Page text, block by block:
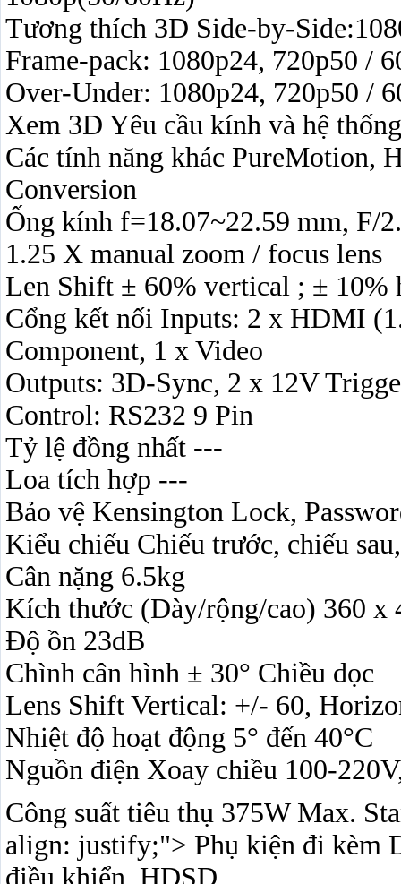
Tương thích 3D Side-by-
Frame-pack: 1080p24, 720p50 /
Over-Under: 1080p24, 720p50 /
Xem 3D Yêu cầu kính và hệ
Các tính năng khác
Conversion
Ống kính f=18.07~22.59 mm, F/
1.25 X manual zoom / focus lens
Len Shift ± 60% vertical ; ± 10%
Cổng kết nối Inputs: 2 x HDMI
Component, 1 x Video
Outputs: 3D-Sync, 2 x 12V
Control: RS232 9 Pin
Tỷ lệ đồng nhất ---
Loa tích hợp ---
Bảo vệ Kensington Lock,
Kiểu chiếu Chiếu trước, chiếu
Cân nặng 6.5kg
Kích thước (Dày/rộng/cao) 360 x
Độ ồn 23dB
Chình cân hình ± 30° Chiều dọc
Lens Shift Vertical: +/- 60,
Nhiệt độ hoạt động 5° đến 40°C
Nguồn điện Xoay chiều 100-
Công suất tiêu thụ 375W Max.
align: justify;"> Phụ kiện đi kèm
điều khiển, HDSD